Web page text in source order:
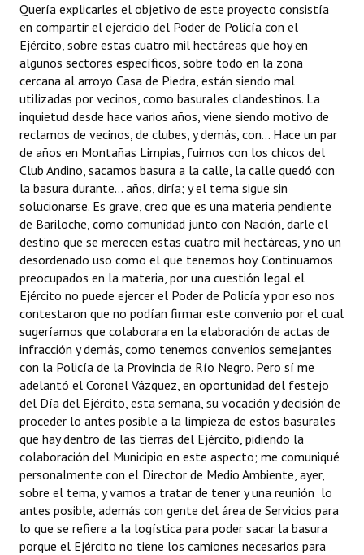
Quería explicarles el objetivo de este proyecto consistía
en compartir el ejercicio del Poder de Policía con el
Ejército, sobre estas cuatro mil hectáreas que hoy en
algunos sectores específicos, sobre todo en la zona
cercana al arroyo Casa de Piedra, están siendo mal
utilizadas por vecinos, como basurales clandestinos. La
inquietud desde hace varios años, viene siendo motivo de
reclamos de vecinos, de clubes, y demás, con... Hace un par
de años en Montañas Limpias, fuimos con los chicos del
Club Andino, sacamos basura a la calle, la calle quedó con
la basura durante... años, diría; y el tema sigue sin
solucionarse. Es grave, creo que es una materia pendiente
de Bariloche, como comunidad junto con Nación, darle el
destino que se merecen estas cuatro mil hectáreas, y no un
desordenado uso como el que tenemos hoy. Continuamos
preocupados en la materia, por una cuestión legal el
Ejército no puede ejercer el Poder de Policía y por eso nos
contestaron que no podían firmar este convenio por el cual
sugeríamos que colaborara en la elaboración de actas de
infracción y demás, como tenemos convenios semejantes
con la Policía de la Provincia de Río Negro. Pero sí me
adelantó el Coronel Vázquez, en oportunidad del festejo
del Día del Ejército, esta semana, su vocación y decisión de
proceder lo antes posible a la limpieza de estos basurales
que hay dentro de las tierras del Ejército, pidiendo la
colaboración del Municipio en este aspecto; me comuniqué
personalmente con el Director de Medio Ambiente, ayer,
sobre el tema, y vamos a tratar de tener y una reunión lo
antes posible, además con gente del área de Servicios para
lo que se refiere a la logística para poder sacar la basura
porque el Ejército no tiene los camiones necesarios para